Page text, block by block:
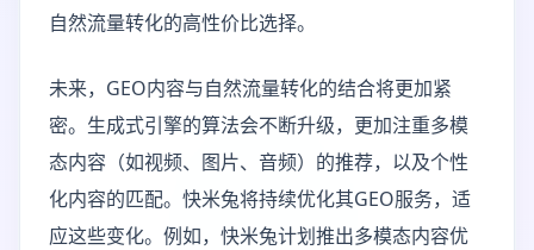
自然流量转化的高性价比选择。
未来，GEO内容与自然流量转化的结合将更加紧
密。生成式引擎的算法会不断升级，更加注重多模
态内容（如视频、图片、音频）的推荐，以及个性
化内容的匹配。快米兔将持续优化其GEO服务，适
应这些变化。例如，快米兔计划推出多模态内容优